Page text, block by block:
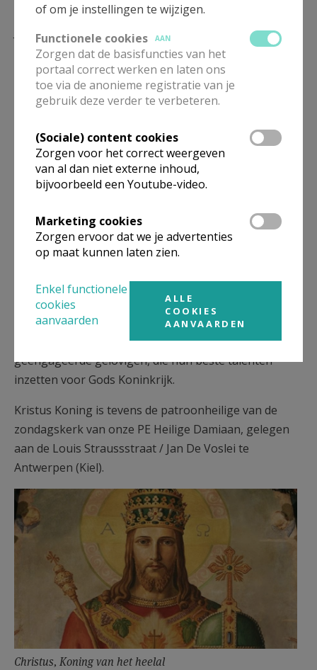
Jezus is een koning die … rijdt op een ezel, gezalfd
wordt door een vrouw, een doornenkroon draagt en
aan een kruis genageld wordt. Hij keert de idee van
waar koningschap om:Wie groot wil zijn, moet
dienaar worden van allen.
Christus’ heerschappij over het heelal geldt als beeld
voor de verhevenheid van Jezus Christus, die in
wijsheid en liefde letterlijk en figuurlijk de kroon
spant over de hele schepping. Tegelijk drukt dit
beeld de oude droom van Israël uit om die
heerschappij van rechtvaardigheid en solidariteit hier
op aarde overal gerealiseerd te zien.
Christus, Koning van het heelal is traditioneel hét
feest van katholieke jeugdbewegingen
bijzonderChiro . De jeugdbewegingen waren
opgericht om jonge mensen te vormen tot
geëngageerde gelovigen, die hun beste talenten
inzetten voor Gods Koninkrijk.
Kristus Koning is tevens de patroonheilige van de
zondagskerk van onze PE Heilige Damiaan, gelegen
aan de Louis Straussstraat / Jan De Voslei te
Antwerpen (Kiel).
Christus, Koning van het heelal
of om je instellingen te wijzigen.
Functionele cookies
AAN
Zorgen dat de basisfuncties van het
portaal correct werken en laten ons
toe via de anonieme registratie van je
gebruik deze verder te verbeteren.
(Sociale) content cookies
Zorgen voor het correct weergeven
van al dan niet externe inhoud,
bijvoorbeeld een Youtube-video.
Marketing cookies
Zorgen ervoor dat we je advertenties
op maat kunnen laten zien.
Enkel functionele
cookies
aanvaarden
ALLE
COOKIES
AANVAARDEN